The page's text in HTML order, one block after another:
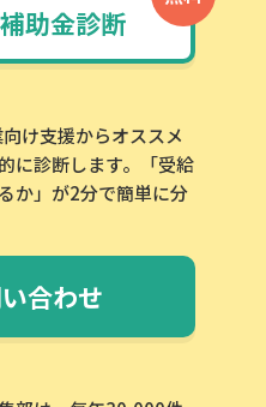
助金診断
け支援からオススメ
に診断します。「受給
か」が2分で簡単に分
合わせ